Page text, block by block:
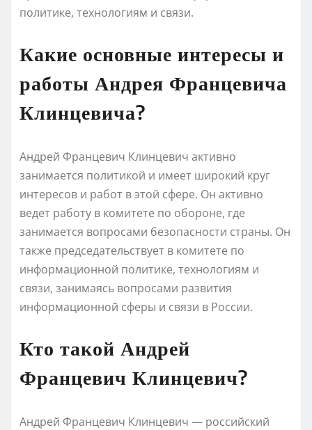
политике, технологиям и связи.
Какие основные интересы и
работы Андрея Францевича
Клинцевича?
Андрей Францевич Клинцевич активно
занимается политикой и имеет широкий круг
интересов и работ в этой сфере. Он активно
ведет работу в комитете по обороне, где
занимается вопросами безопасности страны. Он
также председательствует в комитете по
информационной политике, технологиям и
связи, занимаясь вопросами развития
информационной сферы и связи в России.
Кто такой Андрей
Францевич Клинцевич?
Андрей Францевич Клинцевич — российский